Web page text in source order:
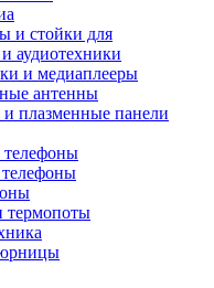
и стойки для
аудиотехники
и медиаплееры
антенны
и плазменные панели
термопоты